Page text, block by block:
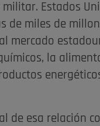
Estados
de miles de
mercado
la
de esa relación